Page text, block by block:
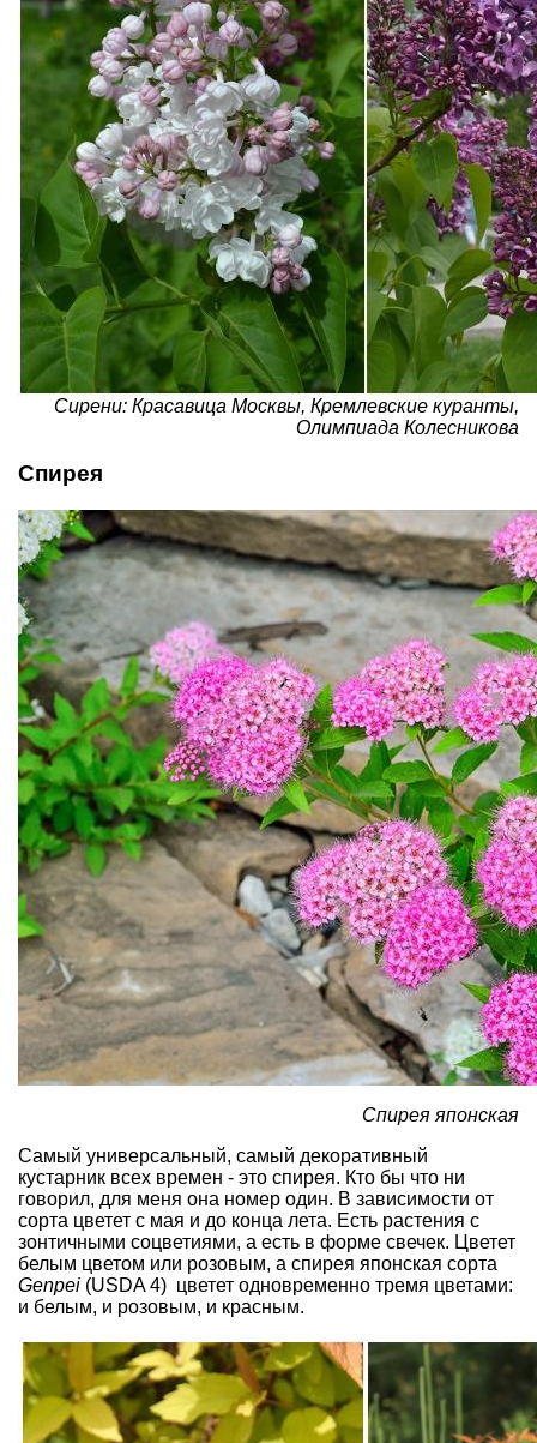
Сирени: Красавица Москвы, Кремлевские куранты,
Олимпиада Колесникова
Спирея
Спирея японская
Самый универсальный, самый декоративный
кустарник всех времен - это спирея. Кто бы что ни
говорил, для меня она номер один. В зависимости от
сорта цветет с мая и до конца лета. Есть растения с
зонтичными соцветиями, а есть в форме свечек. Цветет
белым цветом или розовым, а спирея японская сорта
Genpei (USDA 4) цветет одновременно тремя цветами:
и белым, и розовым, и красным.